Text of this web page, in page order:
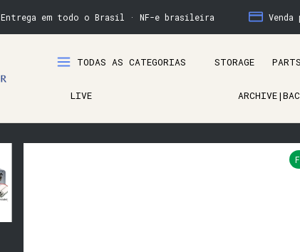
Entrega em todo o Brasil · NF-e brasileira
TODAS AS CATEGORIAS STORAGE
LIVE